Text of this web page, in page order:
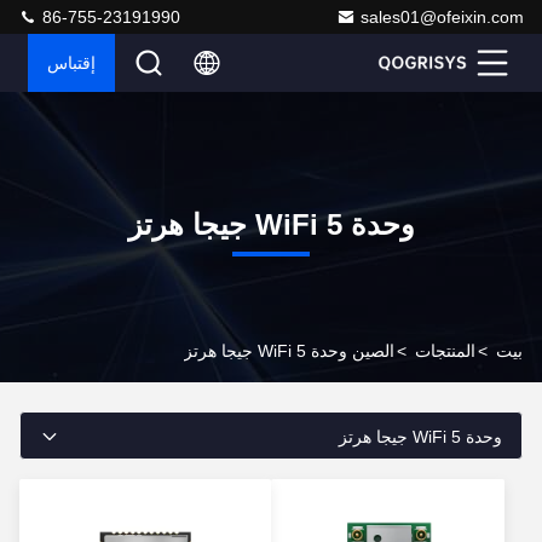
sales01@ofeixin.com
86-755-23191990
إقتباس
وحدة WiFi 5 جيجا هرتز
بيت >المنتجات >الصين وحدة WiFi 5 جيجا هرتز
وحدة WiFi 5 جيجا هرتز